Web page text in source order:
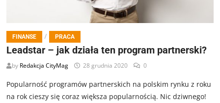
FINANSE / PRACA
Leadstar – jak działa ten program partnerski?
by Redakcja CityMag 28 grudnia 2020 0
Popularność programów partnerskich na polskim rynku z roku
na rok cieszy się coraz większa popularnością. Nic dziwnego!